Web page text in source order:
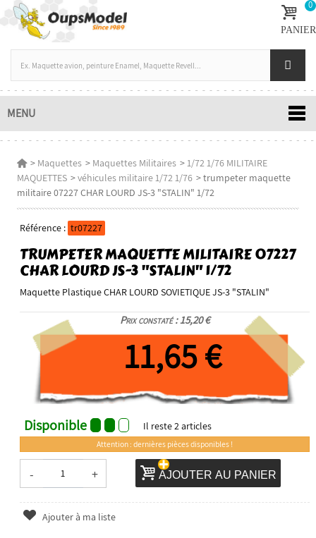
0
PANIER
MENU
> Maquettes > Maquettes Militaires >1/72 1/76 MILITAIRE
MAQUETTES >véhicules militaire 1/72 1/76 >trumpeter maquette
militaire 07227 CHAR LOURD JS-3 "STALIN" 1/72
Référence : tr07227
TRUMPETER MAQUETTE MILITAIRE 07227
CHAR LOURD JS-3 "STALIN" 1/72
Maquette Plastique CHAR LOURD SOVIETIQUE JS-3 "STALIN"
Prix constaté : 15,20 €
11,65 €
Disponible Il reste2articles
Attention : dernières pièces disponibles !
- + AJOUTER AU PANIER
Ajouter à ma liste